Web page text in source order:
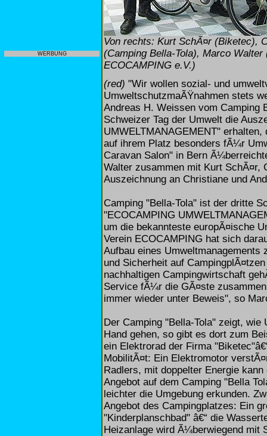
WERBUNG
Von rechts: Kurt SchÃ¤r (Biketec),
(Camping Bella-Tola), Marco
ECOCAMPING e.V.)
(red) "Wir wollen sozial- und
UmweltschutzmaÃŸnahmen stets
Andreas H. Weissen vom Camping
Schweizer Tag der Umwelt die
UMWELTMANAGEMENT"
auf ihrem Platz besonders fÃ¼r
Caravan Salon" in Bern
Walter zusammen mit Kurt
Auszeichnung an Christiane und
Camping "Bella-Tola" ist der dritte
"ECOCAMPING
um die bekannteste europÃ¤ische
Verein ECOCAMPING hat sich
Aufbau eines
und Sicherheit auf
nachhaltigen Campingwirtschaft
Service fÃ¼r die GÃ¤ste
immer wieder unter Beweis", so
Der Camping "Bella-Tola" zeigt,
Hand gehen, so gibt es dort zum
ein Elektrorad der Firma
MobilitÃ¤t: Ein Elektromotor
Radlers, mit doppelter Energie
Angebot auf dem Camping "Bella
leichter die Umgebung erkunden.
Angebot des Campingplatzes: Ein
"Kinderplanschbad" â€“ die
Heizanlage wird Ã¼berwiegend mit